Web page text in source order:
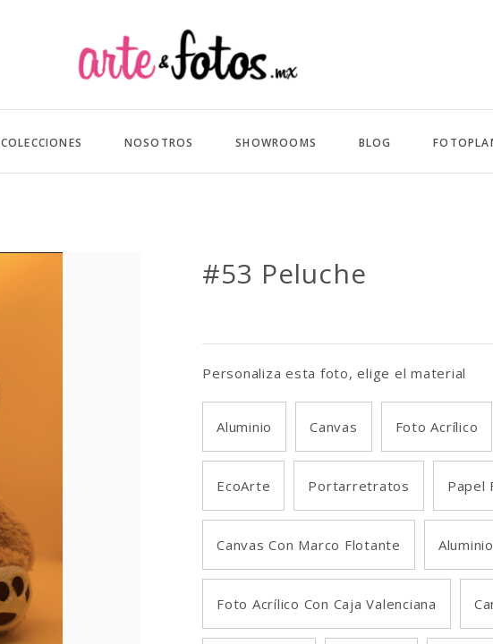
COLECCIONES NOSOTROS SHOWROOMS BLOG
#53 Peluche
Personaliza esta foto, elige el material
Aluminio Canvas Foto Acrílico
EcoArte Portarretratos Papel
Canvas Con Marco Flotante
Foto Acrílico Con Caja Valenciana